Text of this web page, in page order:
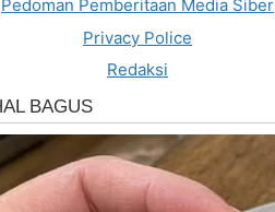
Pedoman Pemberitaan Media Siber
Privacy Police
Redaksi